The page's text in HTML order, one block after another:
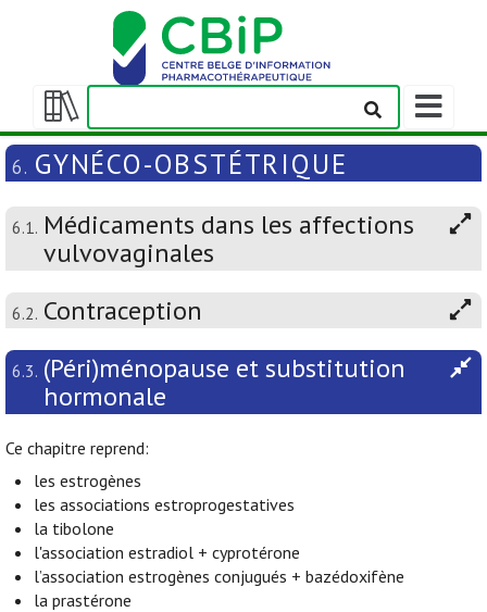
Afficher/masquer
la
table
matières
Afficher/
la
barre
navigation
6. GYNÉCO-OBSTÉTRIQUE
6.1. Médicaments dans les affections
vulvovaginales
6.2. Contraception
6.3. (Péri)ménopause et substitution
hormonale
Ce chapitre reprend:
les estrogènes
les associations estroprogestatives
la tibolone
l'association estradiol + cyprotérone
l’association estrogènes conjugués + bazédoxifène
la prastérone